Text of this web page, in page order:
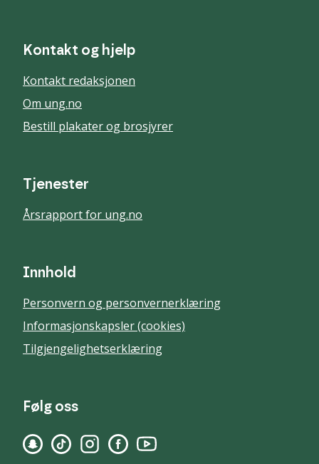
Kontakt og hjelp
Kontakt redaksjonen
Om ung.no
Bestill plakater og brosjyrer
Tjenester
Årsrapport for ung.no
Innhold
Personvern og personvernerklæring
Informasjonskapsler (cookies)
Tilgjengelighetserklæring
Følg oss